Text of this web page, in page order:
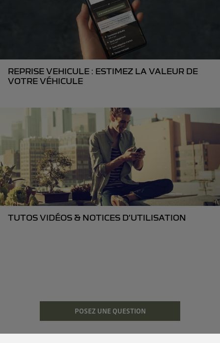
REPRISE VEHICULE : ESTIMEZ LA VALEUR DE
VOTRE VÉHICULE
TUTOS VIDÉOS & NOTICES D’UTILISATION
POSEZ UNE QUESTION